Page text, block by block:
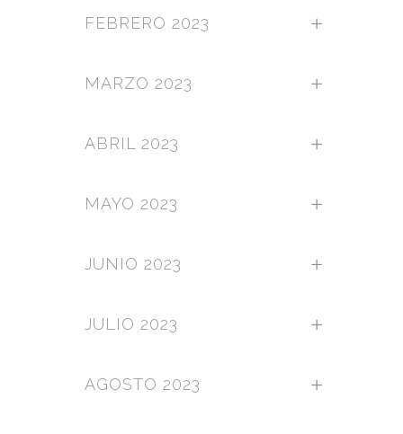
FEBRERO 2023
MARZO 2023
ABRIL 2023
MAYO 2023
JUNIO 2023
JULIO 2023
AGOSTO 2023